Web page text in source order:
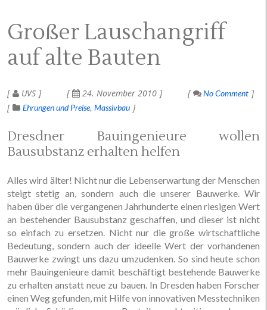
Großer Lauschangriff
auf alte Bauten
UVS 24. November 2010
No Comment
Ehrungen und Preise Massivbau
Dresdner Bauingenieure wollen
Bausubstanz erhalten helfen
Alles wird älter! Nicht nur die Lebenserwartung der Menschen
steigt stetig an, sondern auch die unserer Bauwerke. Wir
haben über die vergangenen Jahrhunderte einen riesigen Wert
an bestehender Bausubstanz geschaffen, und dieser ist nicht
so einfach zu ersetzen. Nicht nur die große wirtschaftliche
Bedeutung, sondern auch der ideelle Wert der vorhandenen
Bauwerke zwingt uns dazu umzudenken. So sind heute schon
mehr Bauingenieure damit beschäftigt bestehende Bauwerke
zu erhalten anstatt neue zu bauen. In Dresden haben Forscher
einen Weg gefunden, mit Hilfe von innovativen Messtechniken